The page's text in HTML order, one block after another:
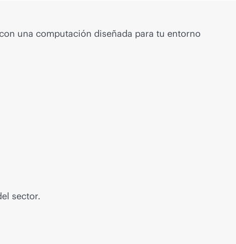
una computación diseñada para tu entorno
sector.